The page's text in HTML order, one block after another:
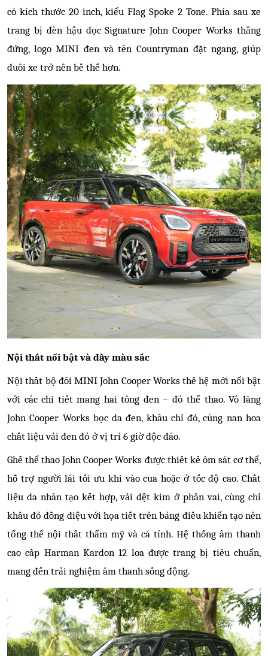
có kích thước 20 inch, kiểu Flag Spoke 2 Tone. Phía sau xe
trang bị đèn hậu dọc Signature John Cooper Works thẳng
đứng, logo MINI đen và tên Countryman đặt ngang, giúp
đuôi xe trở nên bề thế hơn.
Nội thất nổi bật và đầy màu sắc
Nội thất bộ đôi MINI John Cooper Works thế hệ mới nổi bật
với các chi tiết mang hai tông đen – đỏ thể thao. Vô lăng
John Cooper Works bọc da đen, khâu chỉ đỏ, cùng nan hoa
chất liệu vải đen đỏ ở vị trí 6 giờ độc đáo.
Ghế thể thao John Cooper Works được thiết kế ôm sát cơ thể,
hỗ trợ người lái tối ưu khi vào cua hoặc ở tốc độ cao. Chất
liệu da nhân tạo kết hợp, vải dệt kim ở phần vai, cùng chỉ
khâu đỏ đồng điệu với họa tiết trên bảng điều khiển tạo nên
tổng thể nội thất thẩm mỹ và cá tính. Hệ thống âm thanh
cao cấp Harman Kardon 12 loa được trang bị tiêu chuẩn,
mang đến trải nghiệm âm thanh sống động.